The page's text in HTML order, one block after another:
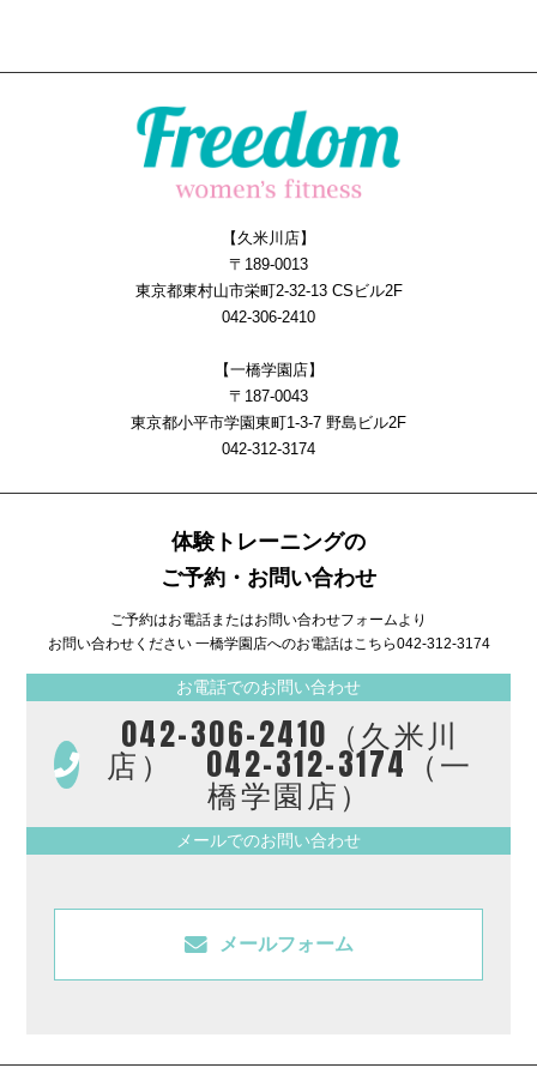
【久米川店】
〒189-0013
東京都東村山市栄町2-32-13 CSビル2F
042-306-2410
【一橋学園店】
〒187-0043
東京都小平市学園東町1-3-7 野島ビル2F
042-312-3174
体験トレーニングの
ご予約・お問い合わせ
ご予約はお電話またはお問い合わせフォームより
お問い合わせください 一橋学園店へのお電話はこちら042-312-3174
お電話でのお問い合わせ
042-306-2410（久米川
店） 042-312-3174（一
橋学園店）
メールでのお問い合わせ
メールフォーム